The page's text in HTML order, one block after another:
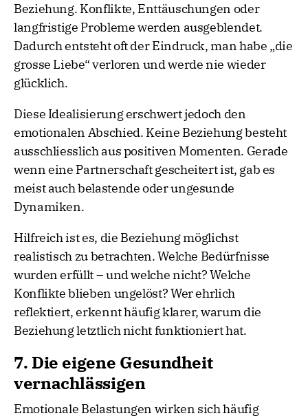
Beziehung. Konflikte, Enttäuschungen oder
langfristige Probleme werden ausgeblendet.
Dadurch entsteht oft der Eindruck, man habe „die
grosse Liebe“ verloren und werde nie wieder
glücklich.
Diese Idealisierung erschwert jedoch den
emotionalen Abschied. Keine Beziehung besteht
ausschliesslich aus positiven Momenten. Gerade
wenn eine Partnerschaft gescheitert ist, gab es
meist auch belastende oder ungesunde
Dynamiken.
Hilfreich ist es, die Beziehung möglichst
realistisch zu betrachten. Welche Bedürfnisse
wurden erfüllt – und welche nicht? Welche
Konflikte blieben ungelöst? Wer ehrlich
reflektiert, erkennt häufig klarer, warum die
Beziehung letztlich nicht funktioniert hat.
7. Die eigene Gesundheit
vernachlässigen
Emotionale Belastungen wirken sich häufig